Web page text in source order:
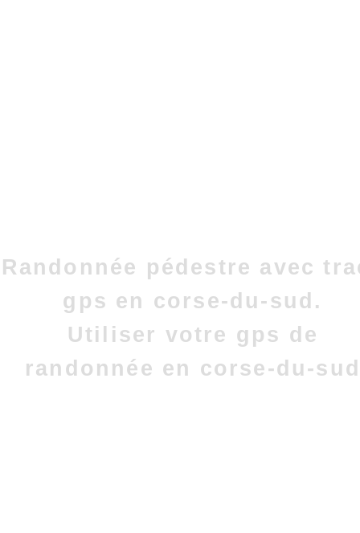
Randonnée pédestre avec
gps en corse-du-sud.
Utiliser votre gps de
randonnée en corse-du-sud